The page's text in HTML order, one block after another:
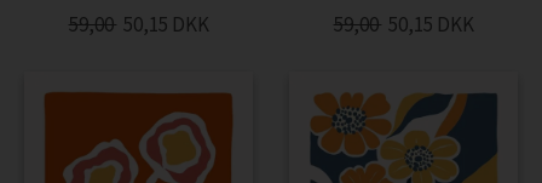
59,00 50,15 DKK 59,00 50,15 DKK